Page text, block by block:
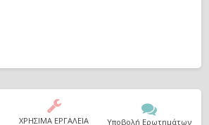
ΧΡΗΣΙΜΑ ΕΡΓΑΛΕΙΑ Υποβολή Ερωτημάτων